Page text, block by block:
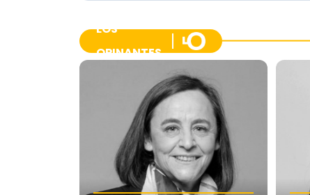
LOS
OPINANTES